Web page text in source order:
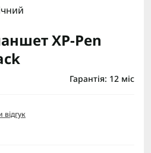
XP-Pen
Гарантія: 12 міс